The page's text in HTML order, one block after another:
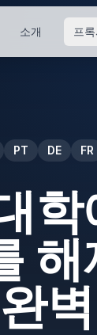
소개 프
PT DE FR